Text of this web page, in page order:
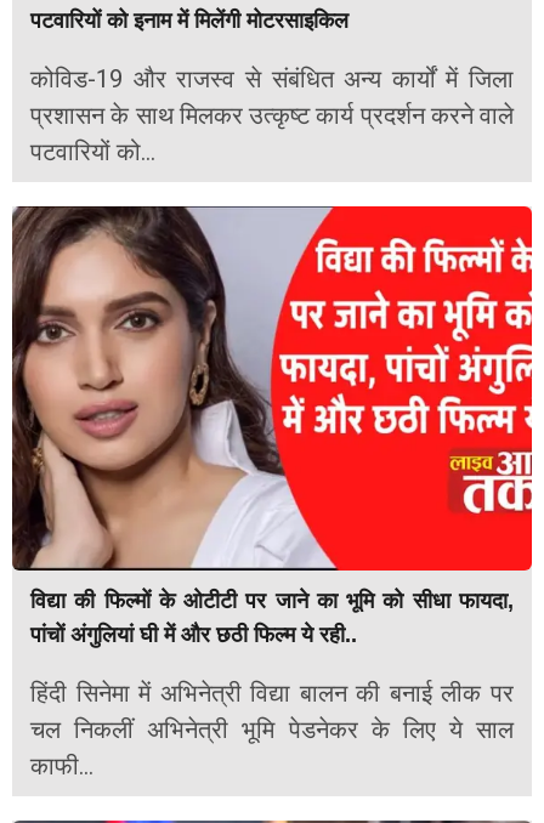
पटवारियों को इनाम में मिलेंगी मोटरसाइकिल
कोविड-19 और राजस्व से संबंधित अन्य कार्यों में जिला
प्रशासन के साथ मिलकर उत्कृष्ट कार्य प्रदर्शन करने वाले
पटवारियों को...
विद्या की फिल्मों के ओटीटी पर जाने का भूमि को सीधा फायदा,
पांचों अंगुलियां घी में और छठी फिल्म ये रही..
हिंदी सिनेमा में अभिनेत्री विद्या बालन की बनाई लीक पर
चल निकलीं अभिनेत्री भूमि पेडनेकर के लिए ये साल
काफी...